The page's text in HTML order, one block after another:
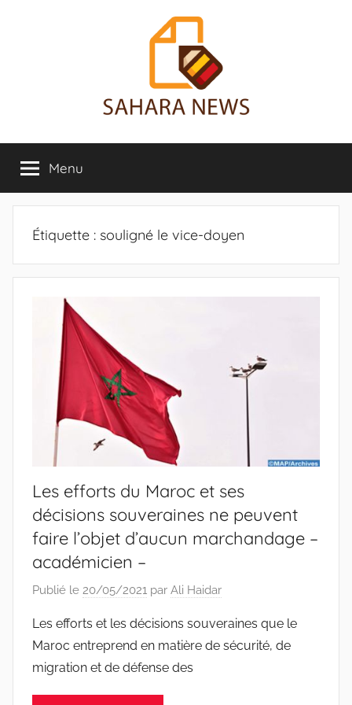
Sahara
News
sur
le
Sahara
révélée
Menu
Étiquette : souligné le vice-doyen
Les efforts du Maroc et ses
décisions souveraines ne peuvent
faire l’objet d’aucun marchandage –
académicien –
Publié le 20/05/2021 par Ali Haidar
Les efforts et les décisions souveraines que le
Maroc entreprend en matière de sécurité, de
migration et de défense des